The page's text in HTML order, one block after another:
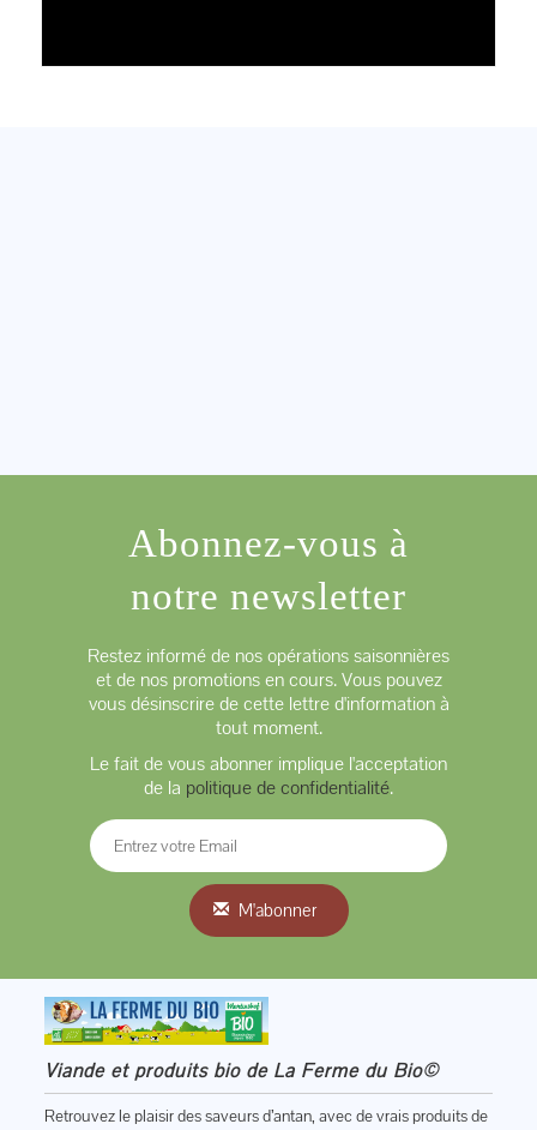
Abonnez-vous à
notre newsletter
Restez informé de nos opérations saisonnières
et de nos promotions en cours. Vous pouvez
vous désinscrire de cette lettre d'information à
tout moment.
Le fait de vous abonner implique l'acceptation
de la politique de confidentialité.
M'abonner
Viande et produits bio de La Ferme du Bio©
Retrouvez le plaisir des saveurs d’antan, avec de vrais produits de